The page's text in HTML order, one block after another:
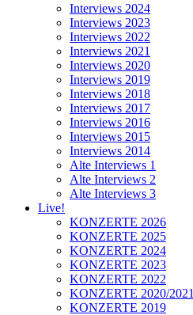
Interviews 2024
Interviews 2023
Interviews 2022
Interviews 2021
Interviews 2020
Interviews 2019
Interviews 2018
Interviews 2017
Interviews 2016
Interviews 2015
Interviews 2014
Alte Interviews 1
Alte Interviews 2
Alte Interviews 3
Live!
KONZERTE 2026
KONZERTE 2025
KONZERTE 2024
KONZERTE 2023
KONZERTE 2022
KONZERTE 2020/2021
KONZERTE 2019